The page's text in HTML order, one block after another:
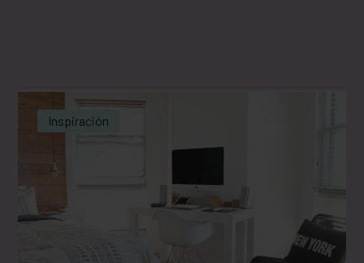
Inspiración